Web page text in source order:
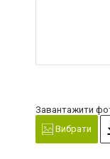
Завантажити
Вибрати